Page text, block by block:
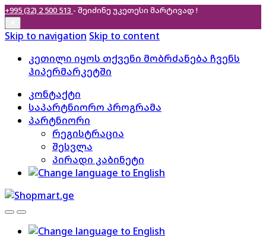
+995 (32) 2 500 513 - შეიძინე უკეთესი მარტივად !
Skip to navigation Skip to content
კეთილი იყოს თქვენი მობრძანება ჩვენს
ჰიპერმარკეტში
კონტაქტი
საპარტნიორო პროგრამა
პარტნიორი
რეგისტრაცია
შესვლა
პირადი კაბინეტი